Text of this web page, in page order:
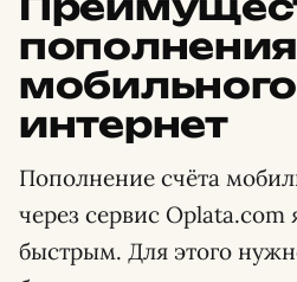
пополнения
интернет
Пополнение счёта
через сервис Oplata.com
быстрым. Для этого